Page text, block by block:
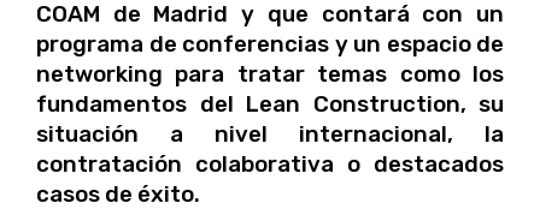
COAM de Madrid y que contará con un
programa de conferencias y un espacio de
networking para tratar temas como los
fundamentos del Lean Construction, su
situación a nivel internacional, la
contratación colaborativa o destacados
casos de éxito.